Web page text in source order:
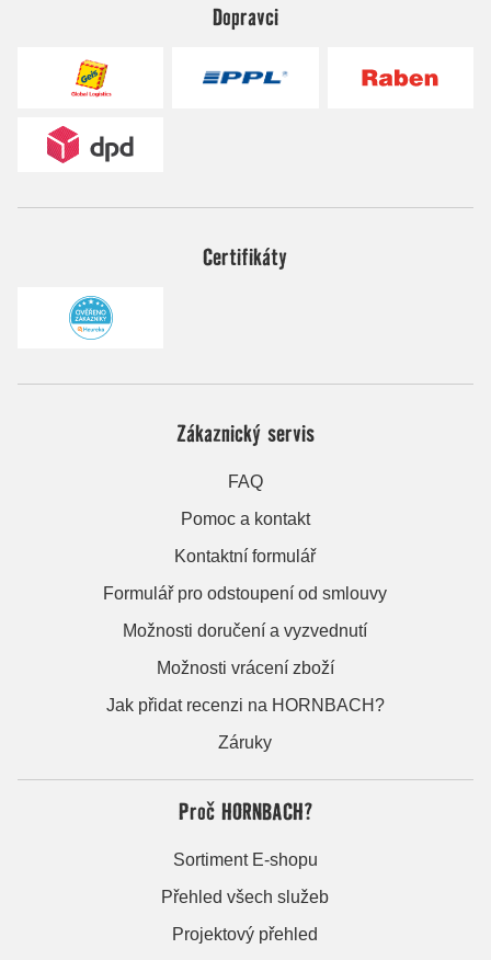
Dopravci
Certifikáty
Zákaznický servis
FAQ
Pomoc a kontakt
Kontaktní formulář
Formulář pro odstoupení od smlouvy
Možnosti doručení a vyzvednutí
Možnosti vrácení zboží
Jak přidat recenzi na HORNBACH?
Záruky
Proč HORNBACH?
Sortiment E-shopu
Přehled všech služeb
Projektový přehled